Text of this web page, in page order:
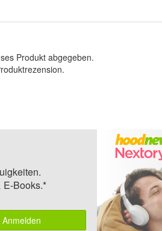
Produkt abgegeben.
.
E-Books.*
Anmelden